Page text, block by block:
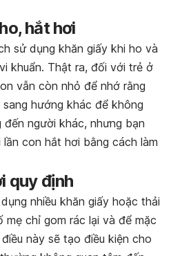
hắt hơi
sử dụng khăn giấy khi ho và
khuẩn. Thật ra, đối với trẻ ở
vẫn còn nhỏ để nhớ rằng
hướng khác để không
người khác, nhưng bạn
con hắt hơi bằng cách làm
quy định
nhiều khăn giấy hoặc thải
mẹ chỉ gom rác lại và để mặc
này sẽ tạo điều kiện cho